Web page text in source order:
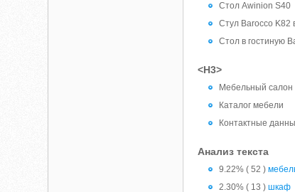
Стол Awinion S40
Стул Barocco K82
Стол в гостиную
<H3>
Мебельный салон
Каталог мебели
Контактные
Анализ текста
9.22% ( 52 )
2.30% ( 13 )шкаф